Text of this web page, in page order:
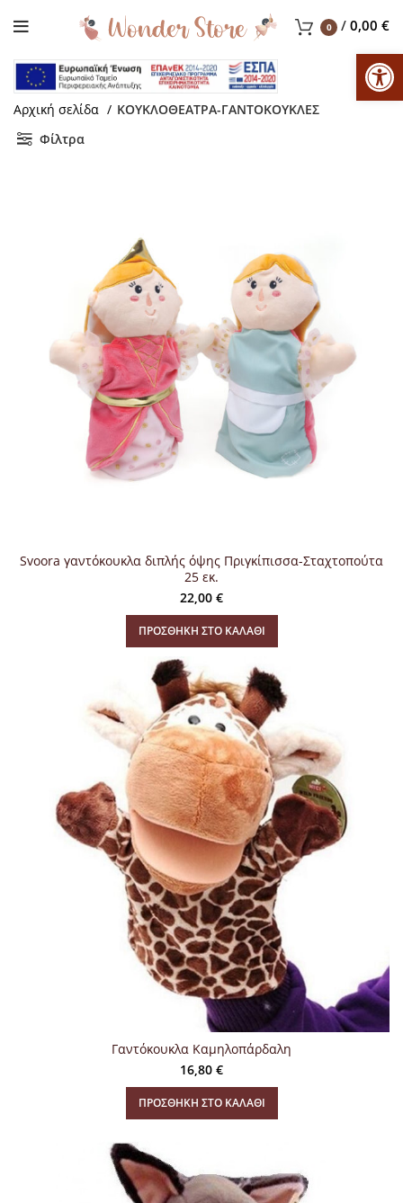
0 / 0,00 €
Αρχική σελίδα
ΚΟΥΚΛΟΘΕΑΤΡΑ-ΓΑΝΤΟΚΟΥΚΛΕΣ
Φίλτρα
Svoora γαντόκουκλα διπλής όψης Πριγκίπισσα-Σταχτοπούτα
25 εκ.
22,00 €
ΠΡΟΣΘΉΚΗ ΣΤΟ ΚΑΛΆΘΙ
Γαντόκουκλα Καμηλοπάρδαλη
16,80 €
ΠΡΟΣΘΉΚΗ ΣΤΟ ΚΑΛΆΘΙ